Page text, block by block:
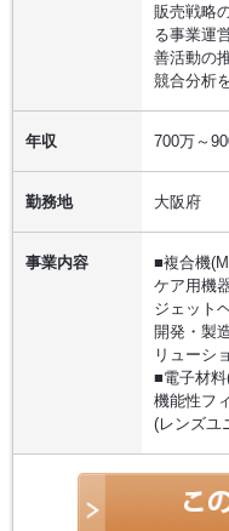
販売戦略
る事業運
善活動の
競合分析
年収 700万～
勤務地 大阪府
事業内容
■複合機
ケア用機
ジェット
開発・製
リューシ
■電子材料
機能性フ
(レンズユ